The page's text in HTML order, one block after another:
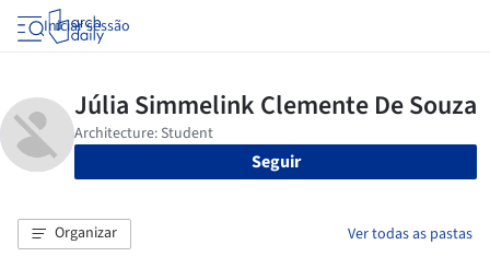
Iniciar sessão
Seguir
Organizar Ver todas as pastas